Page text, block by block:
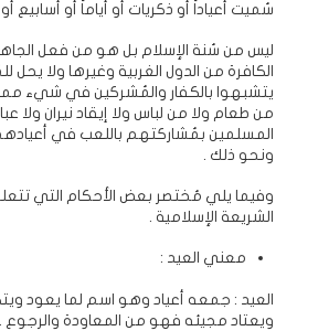
سُميت أعياداً أو ذكريات أو أياماً أو أسابيع
ليس من سُنة الإسلام بل هو من فعل
الكافرة من الدول الغربية وغيرها ولا يحل
يتشبهوا بالكفار والمُشركين في شيء
من طعام ولا من لباس ولا إيقاد نيران ولا
المسلمين بمُشاركتهم باللعب في أعيادهم
ونحو ذلك .
وفيما يلي مُختصر بعض الأحكام التي
الشريعة الإسلامية .
معني العيد :
العيد : جمعه أعياد وهو اسم لما يعود
ويعتاد مجيئه فهو من المعاودة والرجوع .